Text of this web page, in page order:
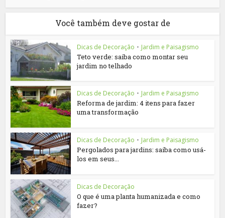
Você também deve gostar de
Dicas de Decoração • Jardim e Paisagismo
Teto verde: saiba como montar seu
jardim no telhado
Dicas de Decoração • Jardim e Paisagismo
Reforma de jardim: 4 itens para fazer
uma transformação
Dicas de Decoração • Jardim e Paisagismo
Pergolados para jardins: saiba como usá-
los em seus...
Dicas de Decoração
O que é uma planta humanizada e como
fazer?